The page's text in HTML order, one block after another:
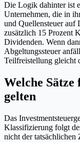
Die Logik dahinter ist
Unternehmen, die in
und Quellensteuer auf
zusätzlich 15 Prozent
Dividenden. Wenn
Abgeltungssteuer
Teilfreistellung gleicht
Welche
gelten
Das
Klassifizierung folgt
nicht der tatsächlichen